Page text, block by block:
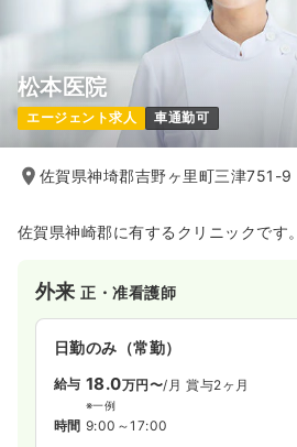
松本医院
エージェント求人 車通勤可
佐賀県神埼郡吉野ヶ里町三津751-9
佐賀県神崎郡に有するクリニックです。
外来正・准看護師
日勤のみ（常勤）
給与 18.0万円〜/月 賞与2ヶ月
※一例
時間 9:00～17:00